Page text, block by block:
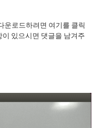
운로드하려면 여기를 클릭
있으시면 댓글을 남겨주